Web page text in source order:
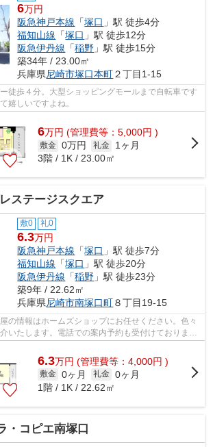
6万円
阪急神戸本線 「塚口 」駅 徒歩4分
福知山線 「塚口 」駅 徒歩12分
阪急伊丹線 「稲野 」駅 徒歩15分
築34年 / 23.00㎡
兵庫県尼崎市塚口本町２丁目1-15
徒歩４分。大型ショッピングモールまで自転車です
嬉しいですよね。
6万円 (管理費等：5,000円 )
敷金 0万円 礼金
1ヶ月
3階 / 1K / 23.00㎡
ステージスクエア
敷0 礼0
6.3万円
阪急神戸本線 「塚口 」駅 徒歩7分
福知山線 「塚口 」駅 徒歩20分
阪急伊丹線 「稲野 」駅 徒歩23分
築9年 / 22.62㎡
兵庫県尼崎市南塚口町８丁目19-15
の情報はホームズショップにお任せください。色々
いたします。電話での案内予約も受付けておりま
6.3万円 (管理費等：4,000円 )
敷金 0ヶ月 礼金 0ヶ月
1階 / 1K / 22.62㎡
・コピエ南塚口